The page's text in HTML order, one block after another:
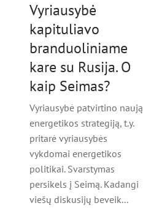
Vyriausybė
kapituliavo
branduoliniame
kare su Rusija. O
kaip Seimas?
Vyriausybė patvirtino naują
energetikos strategiją, t.y.
pritarė vyriausybės
vykdomai energetikos
politikai. Svarstymas
persikels į Seimą. Kadangi
viešų diskusijų beveik...